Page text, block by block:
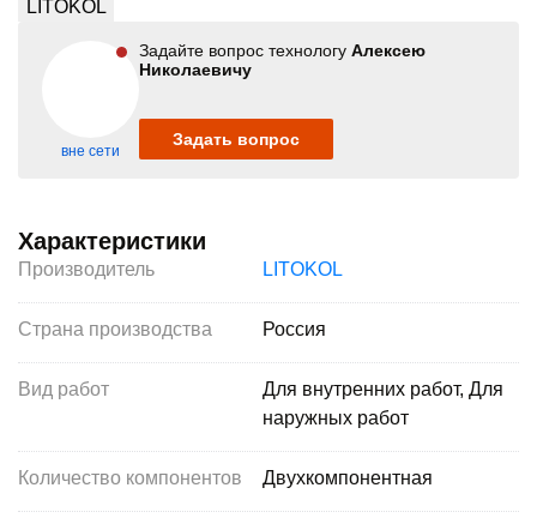
вне сети
Задайте вопрос технологу Алексею
Николаевичу
Задать вопрос
Характеристики
Производитель LITOKOL
Страна производства Россия
Вид работ
Для внутренних работ, Для
наружных работ
Количество компонентов Двухкомпонентная